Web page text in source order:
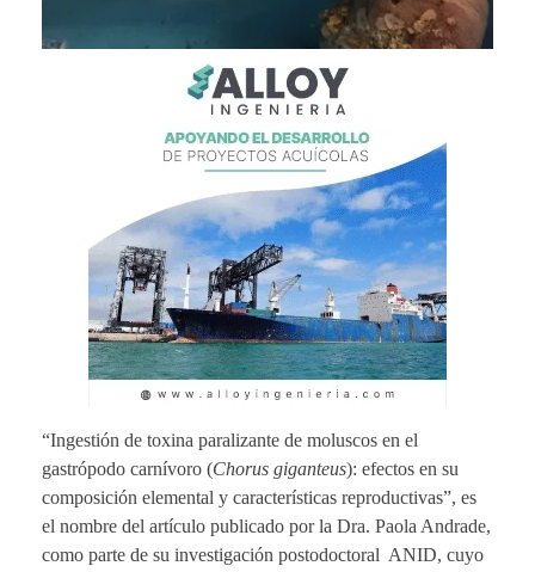
“Ingestión de toxina paralizante de moluscos en el
gastrópodo carnívoro (Chorus giganteus): efectos en su
composición elemental y características reproductivas”, es
el nombre del artículo publicado por la Dra. Paola Andrade,
como parte de su investigación postodoctoral ANID, cuyo